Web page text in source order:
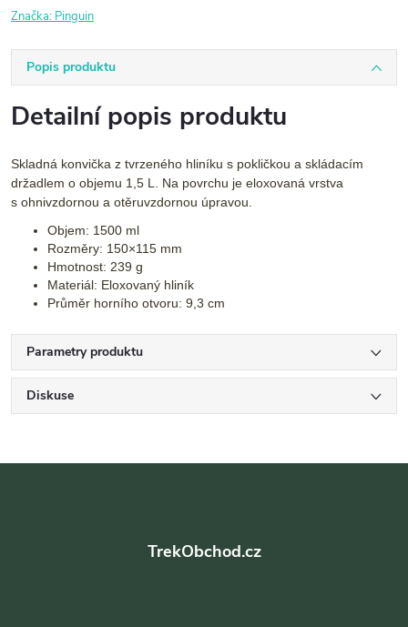
Značka: Pinguin
Popis produktu
Detailní popis produktu
Skladná konvička z tvrzeného hliníku s pokličkou a skládacím
držadlem o objemu 1,5 L. Na povrchu je eloxovaná vrstva
s ohnivzdornou a otěruvzdornou úpravou.
Objem: 1500 ml
Rozměry: 150×115 mm
Hmotnost: 239 g
Materiál: Eloxovaný hliník
Průměr horního otvoru: 9,3 cm
Parametry produktu
Diskuse
TrekObchod.cz